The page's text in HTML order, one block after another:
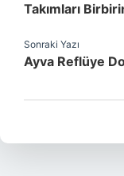
Takımları
Sonraki Yazı
Ayva Reflüye